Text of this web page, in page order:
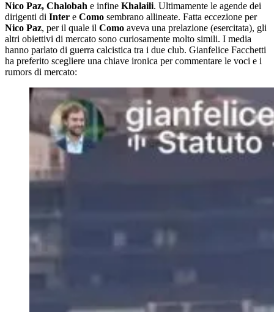
Nico Paz, Chalobah e infine Khalaili. Ultimamente le agende dei
dirigenti di Inter e Como sembrano allineate. Fatta eccezione per
Nico Paz, per il quale il Como aveva una prelazione (esercitata), gli
altri obiettivi di mercato sono curiosamente molto simili. I media
hanno parlato di guerra calcistica tra i due club. Gianfelice Facchetti
ha preferito scegliere una chiave ironica per commentare le voci e i
rumors di mercato: